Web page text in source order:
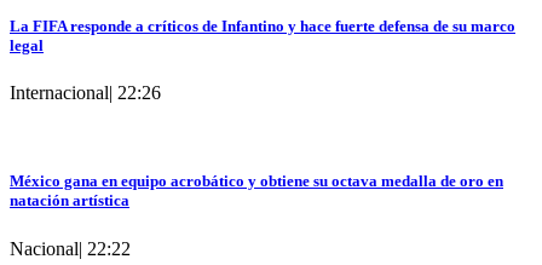
La FIFA responde a críticos de Infantino y hace fuerte defensa de su marco
legal
Internacional| 22:26
México gana en equipo acrobático y obtiene su octava medalla de oro en
natación artística
Nacional| 22:22